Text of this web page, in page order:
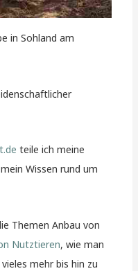
in Sohland am
teile ich meine
Wissen rund um
Themen Anbau von
Nutztieren, wie man
mehr bis hin zu